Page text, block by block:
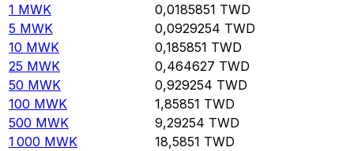
1 MWK 0,0185851 TWD
5 MWK 0,0929254 TWD
10 MWK 0,185851 TWD
25 MWK 0,464627 TWD
50 MWK 0,929254 TWD
100 MWK 1,85851 TWD
500 MWK 9,29254 TWD
1 000 MWK 18,5851 TWD